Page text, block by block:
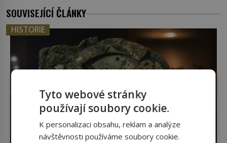
SOUVISEJÍCÍ ČLÁNKY
HISTORIE
Tyto webové stránky
používají soubory cookie.
K personalizaci obsahu, reklam a analýze
návštěvnosti používáme soubory cookie.